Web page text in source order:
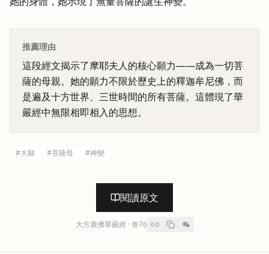
推薦理由
這段經文揭示了摩耶夫人的核心願力——成為一切菩
薩的母親。她的願力不限於歷史上的釋迦牟尼佛，而
是遍及十方世界、三世時間的所有菩薩。這體現了華
嚴經中無限相即相入的思想。
#大願 #菩薩母 #神變
閱讀原文
大方廣佛華嚴經 · 卷76